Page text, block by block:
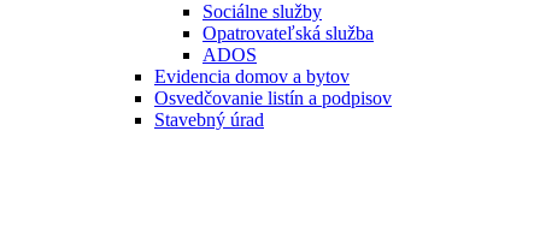
Sociálne služby
Opatrovateľská služba
ADOS
Evidencia domov a bytov
Osvedčovanie listín a podpisov
Stavebný úrad